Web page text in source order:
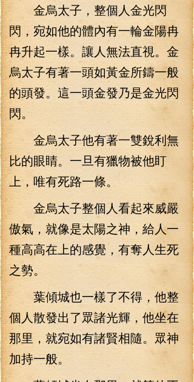
金烏太子，整個人金光閃
閃，宛如他的體內有一輪金陽冉
冉升起一樣。讓人無法直視。金
烏太子有著一頭如黃金所鑄一般
的頭發。這一頭金發乃是金光閃
閃。
金烏太子他有著一雙銳利無
比的眼睛。一旦有獵物被他盯
上，唯有死路一條。
金烏太子整個人看起來威嚴
傲氣，就像是太陽之神，給人一
種高高在上的感覺，有奪人生死
之勢。
葉傾城也一樣了不得，他整
個人散發出了眾諸光輝，他坐在
那里，就宛如有諸賢相隨。眾神
加持一般。